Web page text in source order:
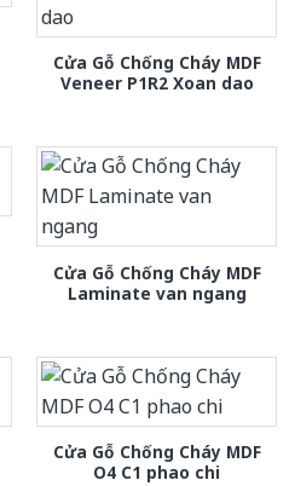
Cửa Gỗ Chống Cháy MDF
Veneer P1R2 Xoan dao
Cửa Gỗ Chống Cháy MDF
Laminate van ngang
Cửa Gỗ Chống Cháy MDF
O4 C1 phao chi